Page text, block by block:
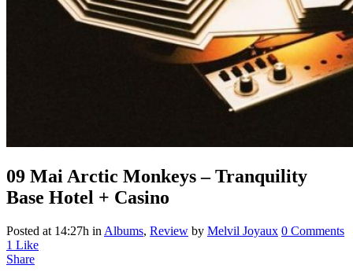
09 Mai Arctic Monkeys – Tranquility
Base Hotel + Casino
Posted at 14:27h in Albums, Review by Melvil Joyaux 0 Comments
1 Like
Share